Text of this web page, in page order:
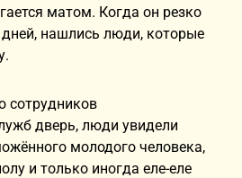
матом. Когда он резко
дней, нашлись люди, которые
сотрудников
дверь, люди увидели
молодого человека,
и только иногда еле-еле